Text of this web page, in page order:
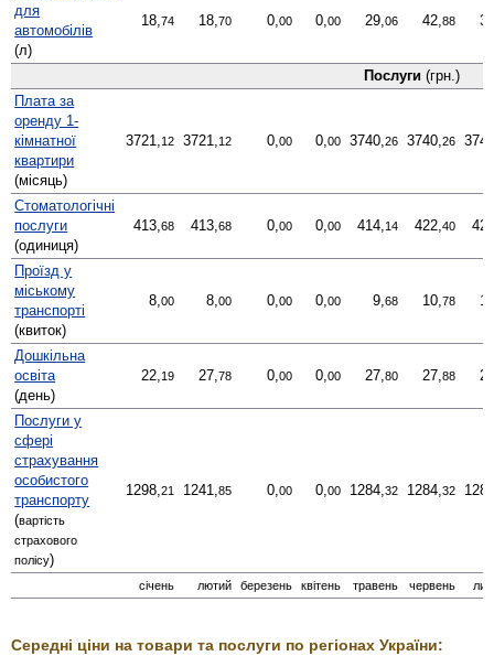
для
автомобілів
(л)
18,74 18,70 0,00 0,00 29,06 42,88
Послуги (грн.)
Плата за
оренду 1-
кімнатної
квартири
(місяць)
3721, 12 3721, 12 0,00 0,00 3740,26 3740,26
Стомато­логічні
послуги
(одиниця)
413,68 413,68 0,00 0,00 414, 14 422,40
Проїзд у
міському
транспорті
(квиток)
8,00 8,00 0,00 0,00 9,68 10,78
Дошкільна
освіта
(день)
22, 19 27,78 0,00 0,00 27,80 27,88
Послуги у
сфері
страхування
особистого
транспорту
(вартість
страхового
полісу)
1298,21 1241,85 0,00 0,00 1284,32 1284,32
січень лютий березень квітень травень червень
Середні ціни на товари та послуги по регіонах України: